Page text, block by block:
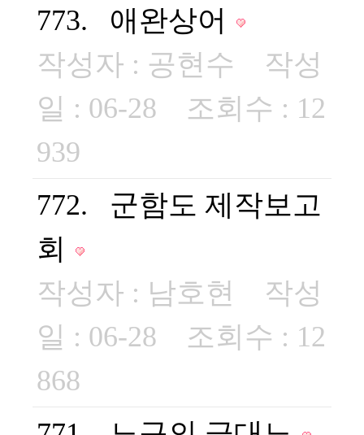
773. 애완상어
작성자 : 공현수 작성
일 : 06-28 조회수 : 12
939
772. 군함도 제작보고
회
작성자 : 남호현
작성
일 : 06-28 조회수 : 12
868